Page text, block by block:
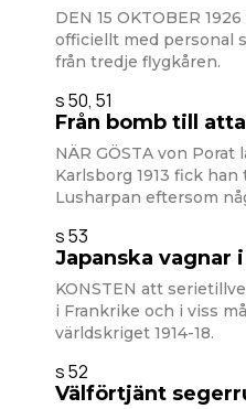
DEN 15 OKTOBER
officiellt med personal
från tredje flygkåren.
s 50, 51
Från bomb till
NÄR GÖSTA von
Karlsborg 1913 fick
Lusharpan eftersom
s 53
Japanska vagnar
KONSTEN att
i Frankrike och i viss
världskriget 1914-18.
s 52
Välförtjänt